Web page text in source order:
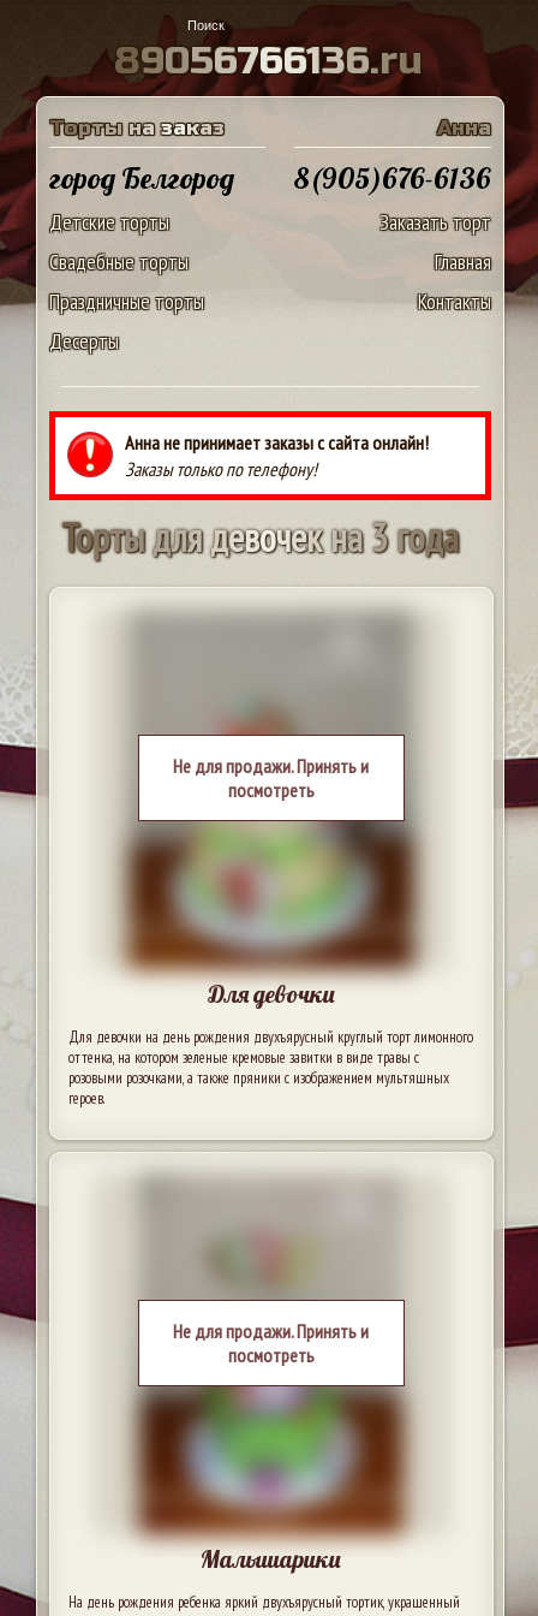
89056766136.ru
Торты на заказ
город Белгород
Детские торты
Свадебные торты
Праздничные торты
Десерты
Анна
8(905)676-6136
Заказать торт
Главная
Контакты
Анна не принимает заказы с сайта онлайн!
Заказы только по телефону!
Тортыдлядевочекна3года
Не для продажи. Принять и
посмотреть
Для девочки
Для девочки на день рождения двухъярусный круглый торт лимонного
оттенка, на котором зеленые кремовые завитки в виде травы с
розовыми розочками, а также пряники с изображением мультяшных
героев.
Не для продажи. Принять и
посмотреть
Малышарики
На день рождения ребенка яркий двухъярусный тортик, украшенный